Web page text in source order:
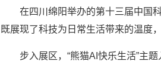
在四川绵阳举办的第十三届中国
既展现了科技为日常生活带来的温度
步入展区，“熊猫AI快乐生活”主